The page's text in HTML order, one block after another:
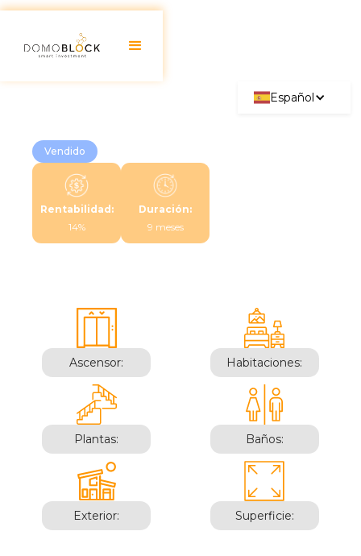
Español
Vendido
Rentabilidad:
14%
Duración:
9 meses
Ascensor: Habitaciones:
Plantas: Baños:
Exterior: Superficie: